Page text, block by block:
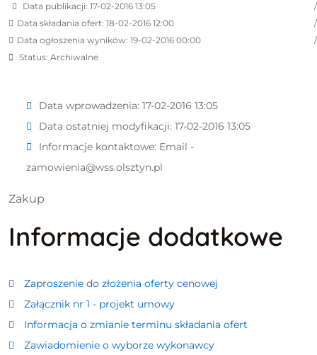
Data publikacji: 17-02-2016 13:05
Data składania ofert: 18-02-2016 12:00
Data ogłoszenia wyników: 19-02-2016 00:00
Status: Archiwalne
Data wprowadzenia: 17-02-2016 13:05
Data ostatniej modyfikacji: 17-02-2016 13:05
Informacje kontaktowe: Email -
zamowienia@wss.olsztyn.pl
Zakup
Informacje dodatkowe
Zaproszenie do złożenia oferty cenowej
Załącznik nr 1 - projekt umowy
Informacja o zmianie terminu składania ofert
Zawiadomienie o wyborze wykonawcy